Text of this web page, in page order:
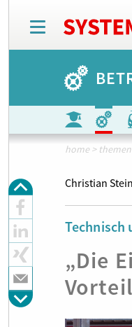
T
o
g
n
v
home >
Christian
Technisch
„Die